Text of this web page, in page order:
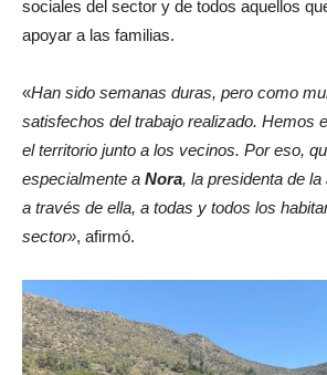
sociales del sector y de todos aquellos
apoyar a las familias.
«Han sido semanas duras, pero como
satisfechos del trabajo realizado. Hemos
el territorio junto a los vecinos. Por eso,
especialmente a Nora, la presidenta de
a través de ella, a todas y todos los
sector», afirmó.